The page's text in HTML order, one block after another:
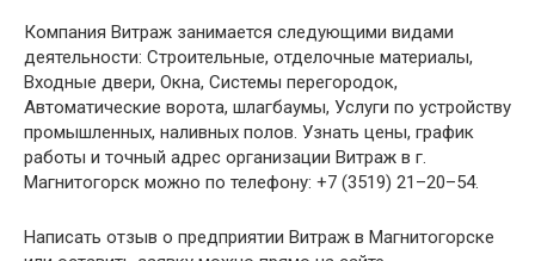
Компания Витраж занимается следующими видами
деятельности: Строительные, отделочные материалы,
Входные двери, Окна, Системы перегородок,
Автоматические ворота, шлагбаумы, Услуги по устройству
промышленных, наливных полов. Узнать цены, график
работы и точный адрес организации Витраж в г.
Магнитогорск можно по телефону: +7 (3519) 21–20–54.
Написать отзыв о предприятии Витраж в Магнитогорске